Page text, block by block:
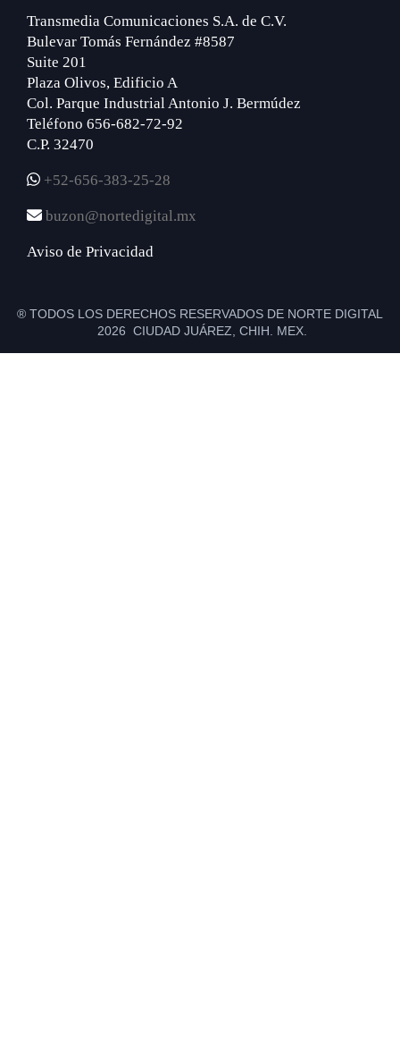
Transmedia Comunicaciones S.A. de C.V.
Bulevar Tomás Fernández #8587
Suite 201
Plaza Olivos, Edificio A
Col. Parque Industrial Antonio J. Bermúdez
Teléfono 656-682-72-92
C.P. 32470
+52-656-383-25-28
buzon@nortedigital.mx
Aviso de Privacidad
® TODOS LOS DERECHOS RESERVADOS DE NORTE DIGITAL
2026 CIUDAD JUÁREZ, CHIH. MEX.